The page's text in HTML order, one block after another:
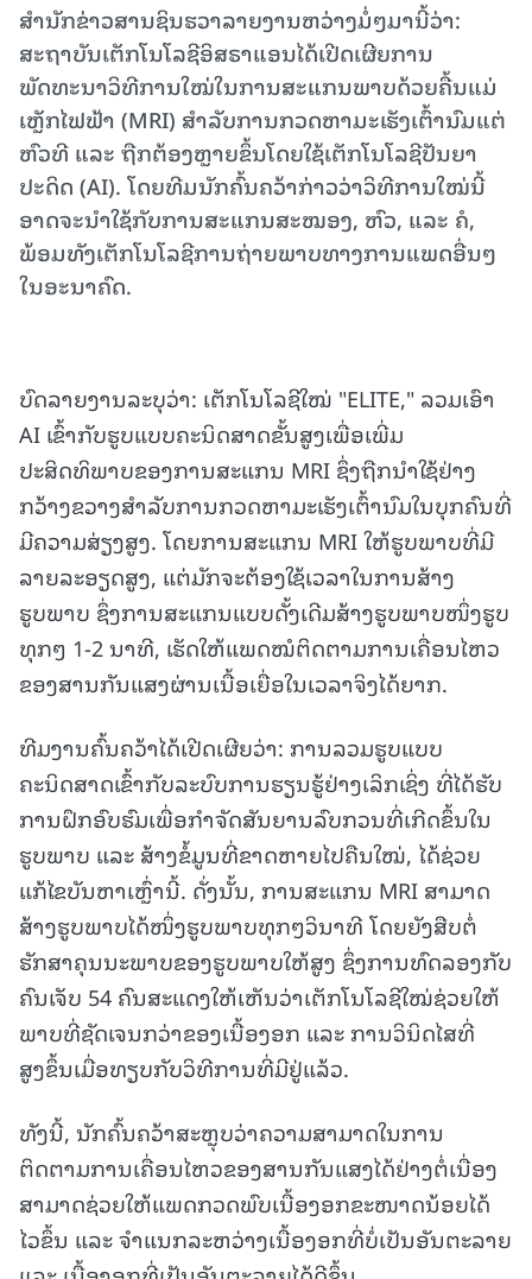
ສຳນັກຂ່າວສານຊິນຮວາລາຍງານຫວ່າງມໍ່ໆມານີ້ວ່າ:
ສະຖາບັນເຕັກໂນໂລຊີອິສຣາແອນໄດ້ເປີດເຜີຍການ
ພັດທະນາວິທີການໃໝ່ໃນການສະແກນພາບດ້ວຍຄື້ນແມ່
ເຫຼັກໄຟຟ້າ (MRI) ສຳລັບການກວດຫາມະເຮັງເຕົ້ານົມແຕ່
ຫົວທີ ແລະ ຖືກຕ້ອງຫຼາຍຂຶ້ນໂດຍໃຊ້ເຕັກໂນໂລຊີປັນຍາ
ປະດິດ (AI). ໂດຍທີມນັກຄົ້ນຄວ້າກ່າວວ່າວິທີການໃໝ່ນີ້
ອາດຈະນຳໃຊ້ກັບການສະແກນສະໝອງ, ຫົວ, ແລະ ຄໍ,
ພ້ອມທັງເຕັກໂນໂລຊີການຖ່າຍພາບທາງການແພດອື່ນໆ
ໃນອະນາຄົດ.
ບົດລາຍງານລະບຸວ່າ: ເຕັກໂນໂລຊີໃໝ່ "ELITE," ລວມເອົາ
AI ເຂົ້າກັບຮູບແບບຄະນິດສາດຂັ້ນສູງເພື່ອເພີ່ມ
ປະສິດທິພາບຂອງການສະແກນ MRI ຊຶ່ງຖືກນຳໃຊ້ຢ່າງ
ກວ້າງຂວາງສຳລັບການກວດຫາມະເຮັງເຕົ້ານົມໃນບຸກຄົນທີ່
ມີຄວາມສ່ຽງສູງ. ໂດຍການສະແກນ MRI ໃຫ້ຮູບພາບທີ່ມີ
ລາຍລະອຽດສູງ, ແຕ່ມັກຈະຕ້ອງໃຊ້ເວລາໃນການສ້າງ
ຮູບພາບ ຊຶ່ງການສະແກນແບບດັ້ງເດີມສ້າງຮູບພາບໜຶ່ງຮູບ
ທຸກໆ 1-2 ນາທີ, ເຮັດໃຫ້ແພດໝໍຕິດຕາມການເຄື່ອນໄຫວ
ຂອງສານກັນແສງຜ່ານເນື້ອເຍື່ອໃນເວລາຈິງໄດ້ຍາກ.
ທີມງານຄົ້ນຄວ້າໄດ້ເປີດເຜີຍວ່າ: ການລວມຮູບແບບ
ຄະນິດສາດເຂົ້າກັບລະບົບການຮຽນຮູ້ຢ່າງເລິກເຊິ່ງ ທີ່ໄດ້ຮັບ
ການຝຶກອົບຮົມເພື່ອກຳຈັດສັນຍານລົບກວນທີ່ເກີດຂຶ້ນໃນ
ຮູບພາບ ແລະ ສ້າງຂໍ້ມູນທີ່ຂາດຫາຍໄປຄືນໃໝ່, ໄດ້ຊ່ວຍ
ແກ້ໄຂບັນຫາເຫຼົ່ານີ້. ດັ່ງນັ້ນ, ການສະແກນ MRI ສາມາດ
ສ້າງຮູບພາບໄດ້ໜຶ່ງຮູບພາບທຸກໆວິນາທີ ໂດຍຍັງສືບຕໍ່
ຮັກສາຄຸນນະພາບຂອງຮູບພາບໃຫ້ສູງ ຊຶ່ງການທົດລອງກັບ
ຄົນເຈັບ 54 ຄົນສະແດງໃຫ້ເຫັນວ່າເຕັກໂນໂລຊີໃໝ່ຊ່ວຍໃຫ້
ພາບທີ່ຊັດເຈນກວ່າຂອງເນື້ອງອກ ແລະ ການວິນິດໄສທີ່
ສູງຂຶ້ນເມື່ອທຽບກັບວິທີການທີ່ມີຢູ່ແລ້ວ.
ທັງນີ້, ນັກຄົ້ນຄວ້າສະຫຼຸບວ່າຄວາມສາມາດໃນການ
ຕິດຕາມການເຄື່ອນໄຫວຂອງສານກັນແສງໄດ້ຢ່າງຕໍ່ເນື່ອງ
ສາມາດຊ່ວຍໃຫ້ແພດກວດພົບເນື້ອງອກຂະໜາດນ້ອຍໄດ້
ໄວຂຶ້ນ ແລະ ຈຳແນກລະຫວ່າງເນື້ອງອກທີ່ບໍ່ເປັນອັນຕະລາຍ